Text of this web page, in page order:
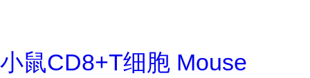
小鼠CD8+T细胞 Mouse